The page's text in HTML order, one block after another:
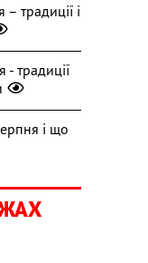
традиції і
традиції
і що